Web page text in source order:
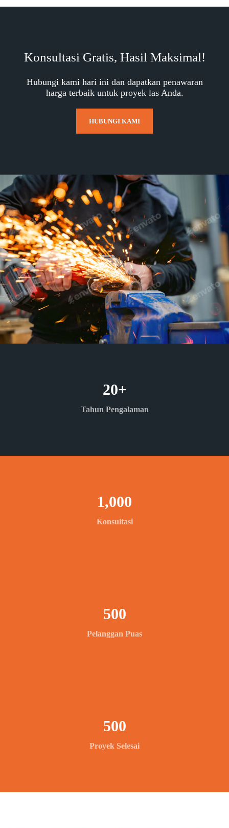
Konsultasi Gratis, Hasil Maksimal!
Hubungi kami hari ini dan dapatkan penawaran
harga terbaik untuk proyek las Anda.
HUBUNGI KAMI
Tahun Pengalaman
20+
Konsultasi
1,000
Pelanggan Puas
500
Proyek Selesai
500